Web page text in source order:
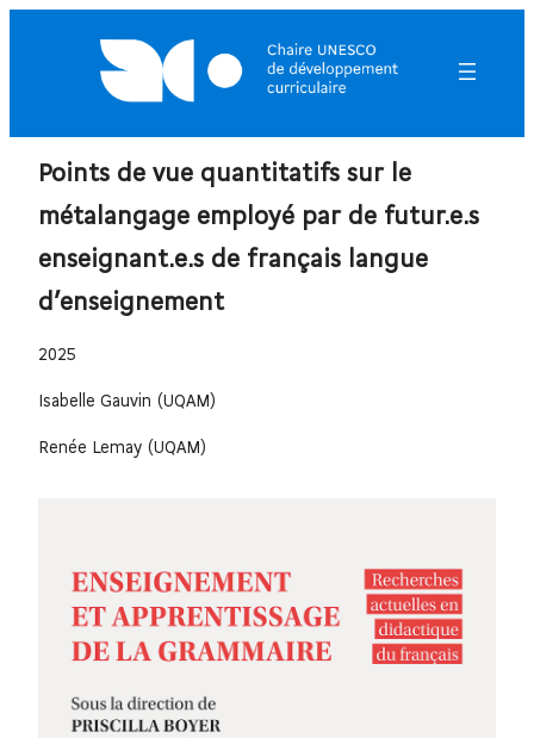
Points de vue quantitatifs sur le
métalangage employé par de futur.e.s
enseignant.e.s de français langue
d’enseignement
2025
Isabelle Gauvin (UQAM)
Renée Lemay (UQAM)